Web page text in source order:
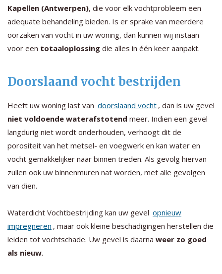
Kapellen (Antwerpen), die voor elk vochtprobleem een
adequate behandeling bieden. Is er sprake van meerdere
oorzaken van vocht in uw woning, dan kunnen wij instaan
voor een totaaloplossing die alles in één keer aanpakt.
Doorslaand vocht bestrijden
Heeft uw woning last van doorslaand vocht , dan is uw gevel
niet voldoende waterafstotend meer. Indien een gevel
langdurig niet wordt onderhouden, verhoogt dit de
porositeit van het metsel- en voegwerk en kan water en
vocht gemakkelijker naar binnen treden. Als gevolg hiervan
zullen ook uw binnenmuren nat worden, met alle gevolgen
van dien.
Waterdicht Vochtbestrijding kan uw gevel opnieuw
impregneren , maar ook kleine beschadigingen herstellen die
leiden tot vochtschade. Uw gevel is daarna weer zo goed
als nieuw.